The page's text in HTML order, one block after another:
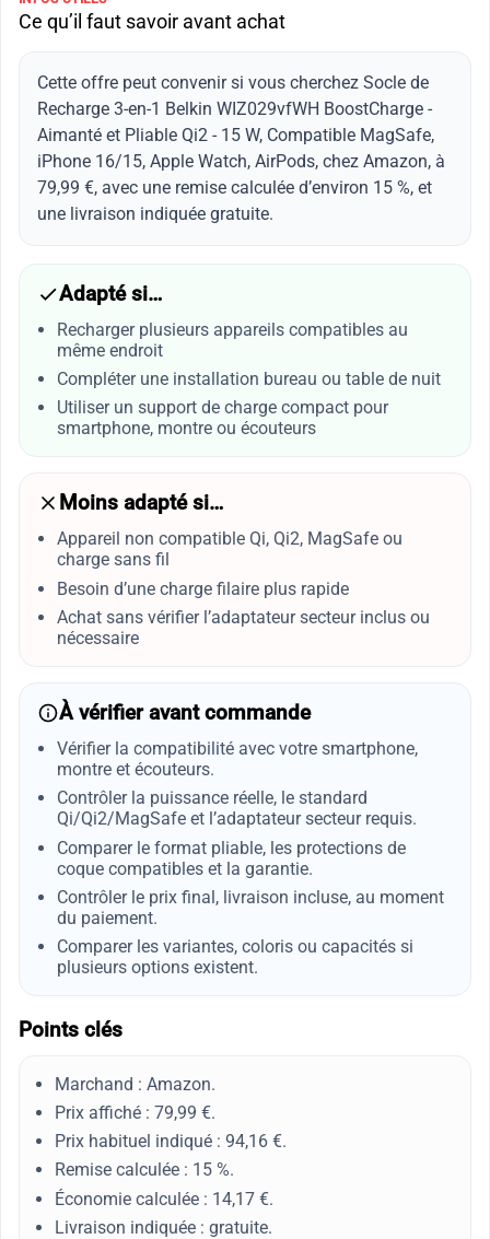
Ce qu’il faut savoir avant achat
Cette offre peut convenir si vous cherchez Socle de
Recharge 3-en-1 Belkin WIZ029vfWH BoostCharge -
Aimanté et Pliable Qi2 - 15 W, Compatible MagSafe,
iPhone 16/15, Apple Watch, AirPods, chez Amazon, à
79,99 €, avec une remise calculée d’environ 15 %, et
une livraison indiquée gratuite.
Adapté si…
Recharger plusieurs appareils compatibles au
même endroit
Compléter une installation bureau ou table de nuit
Utiliser un support de charge compact pour
smartphone, montre ou écouteurs
Moins adapté si…
Appareil non compatible Qi, Qi2, MagSafe ou
charge sans fil
Besoin d’une charge filaire plus rapide
Achat sans vérifier l’adaptateur secteur inclus ou
nécessaire
À vérifier avant commande
Vérifier la compatibilité avec votre smartphone,
montre et écouteurs.
Contrôler la puissance réelle, le standard
Qi/Qi2/MagSafe et l’adaptateur secteur requis.
Comparer le format pliable, les protections de
coque compatibles et la garantie.
Contrôler le prix final, livraison incluse, au moment
du paiement.
Comparer les variantes, coloris ou capacités si
plusieurs options existent.
Points clés
Marchand : Amazon.
Prix affiché : 79,99 €.
Prix habituel indiqué : 94,16 €.
Remise calculée : 15 %.
Économie calculée : 14,17 €.
Livraison indiquée : gratuite.